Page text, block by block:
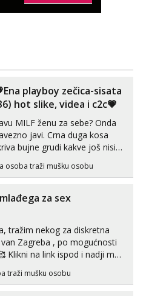
playboy zečica-sisata
hot slike, videa i c2c💗
MILF ženu za sebe? Onda
javi. Crna duga kosa
bujne grudi kakve još nisi
ŠESTICA! A usne? O usnama
ne pričam. Prave pune usne
još nisi vidio. Uvijek sam
za ONLOINE zabavu...
osoba traži mušku osobu
za sex
tražim nekog za diskretna
Zagreba , po mogućnosti
me
traži mušku osobu